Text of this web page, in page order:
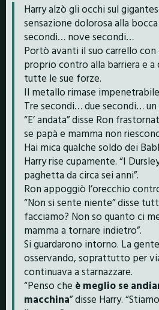
Harry alzò gli occhi sul
sensazione dolorosa alla
secondi… nove secondi…
Portò avanti il suo carrello
proprio contro alla barriera e
tutte le sue forze.
Il metallo rimase
Tre secondi… due secondi…
“E’ andata” disse Ron
se papà e mamma non
Hai mica qualche soldo dei
Harry rise cupamente. “I
paghetta da circa sei anni”.
Ron appoggiò l’orecchio
“Non si sente niente” disse
facciamo? Non so quanto ci
mamma a tornare indietro”.
Si guardarono intorno. La
osservando, soprattutto per
continuava a starnazzare.
“Penso che è meglio se
macchina” disse Harry.